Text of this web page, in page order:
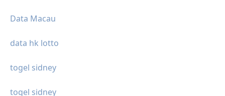
Data Macau
data hk lotto
togel sidney
togel sidney